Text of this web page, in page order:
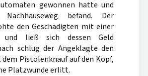
gewonnen hatte und
befand. Der
den Geschädigten mit einer
und ließ sich dessen Geld
schlug der Angeklagte den
Pistolenknauf auf den Kopf,
Platzwunde erlitt.